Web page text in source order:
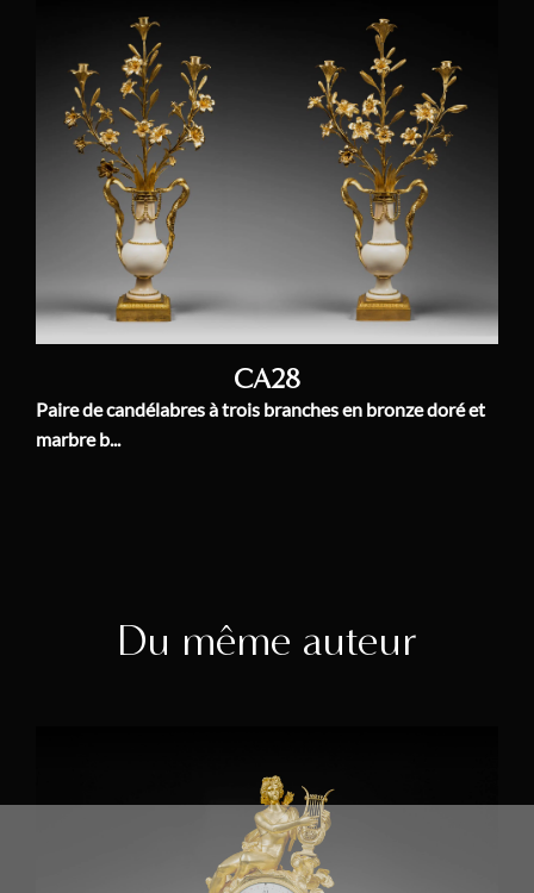
CA28
Paire de candélabres à trois branches en bronze doré et
marbre b...
Du même auteur